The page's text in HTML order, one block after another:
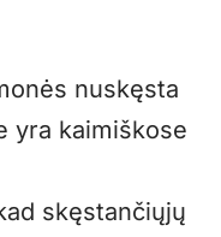
nuskęsta
yra kaimiškose
skęstančiųjų